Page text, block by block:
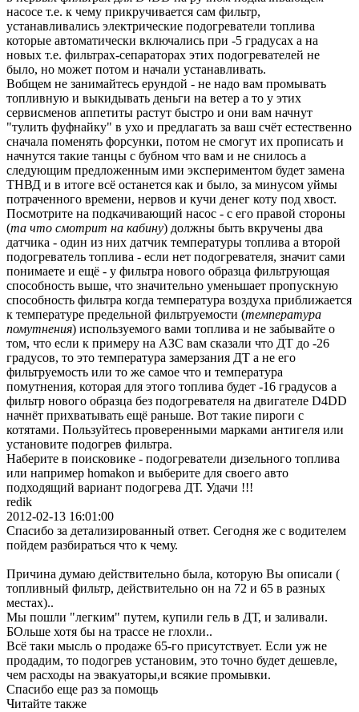
насосе т.е. к чему прикручивается сам фильтр,
устанавливались электрические подогреватели топлива
которые автоматически включались при -5 градусах а на
новых т.е. фильтрах-сепараторах этих подогревателей не
было, но может потом и начали устанавливать.
Вобщем не занимайтесь ерундой - не надо вам промывать
топливную и выкидывать деньги на ветер а то у этих
сервисменов аппетиты растут быстро и они вам начнут
"тулить фуфнайку" в ухо и предлагать за ваш счёт естественно
сначала поменять форсунки, потом не смогут их прописать и
начнутся такие танцы с бубном что вам и не снилось а
следующим предложенным ими экспериментом будет замена
ТНВД и в итоге всё останется как и было, за минусом уймы
потраченного времени, нервов и кучи денег коту под хвост.
Посмотрите на подкачивающий насос - с его правой стороны
(та что смотрит на кабину) должны быть вкручены два
датчика - один из них датчик температуры топлива а второй
подогреватель топлива - если нет подогревателя, значит сами
понимаете и ещё - у фильтра нового образца фильтрующая
способность выше, что значительно уменьшает пропускную
способность фильтра когда температура воздуха приближается
к температуре предельной фильтруемости (температура
помутнения) используемого вами топлива и не забывайте о
том, что если к примеру на АЗС вам сказали что ДТ до -26
градусов, то это температура замерзания ДТ а не его
фильтруемость или то же самое что и температура
помутнения, которая для этого топлива будет -16 градусов а
фильтр нового образца без подогревателя на двигателе D4DD
начнёт прихватывать ещё раньше. Вот такие пироги с
котятами. Пользуйтесь проверенными марками антигеля или
установите подогрев фильтра.
Наберите в поисковике - подогреватели дизельного топлива
или например homakon и выберите для своего авто
подходящий вариант подогрева ДТ. Удачи !!!
redik
2012-02-13 16:01:00
Спасибо за детализированный ответ. Сегодня же с водителем
пойдем разбираться что к чему.
Причина думаю действительно была, которую Вы описали (
топливный фильтр, действительно он на 72 и 65 в разных
местах)..
Мы пошли "легким" путем, купили гель в ДТ, и заливали.
БОльше хотя бы на трассе не глохли..
Всё таки мысль о продаже 65-го присутствует. Если уж не
продадим, то подогрев установим, это точно будет дешевле,
чем расходы на эвакуаторы,и всякие промывки.
Спасибо еще раз за помощь
Читайте также